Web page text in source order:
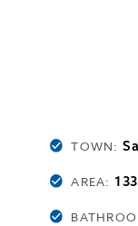
TOWN:
AREA: